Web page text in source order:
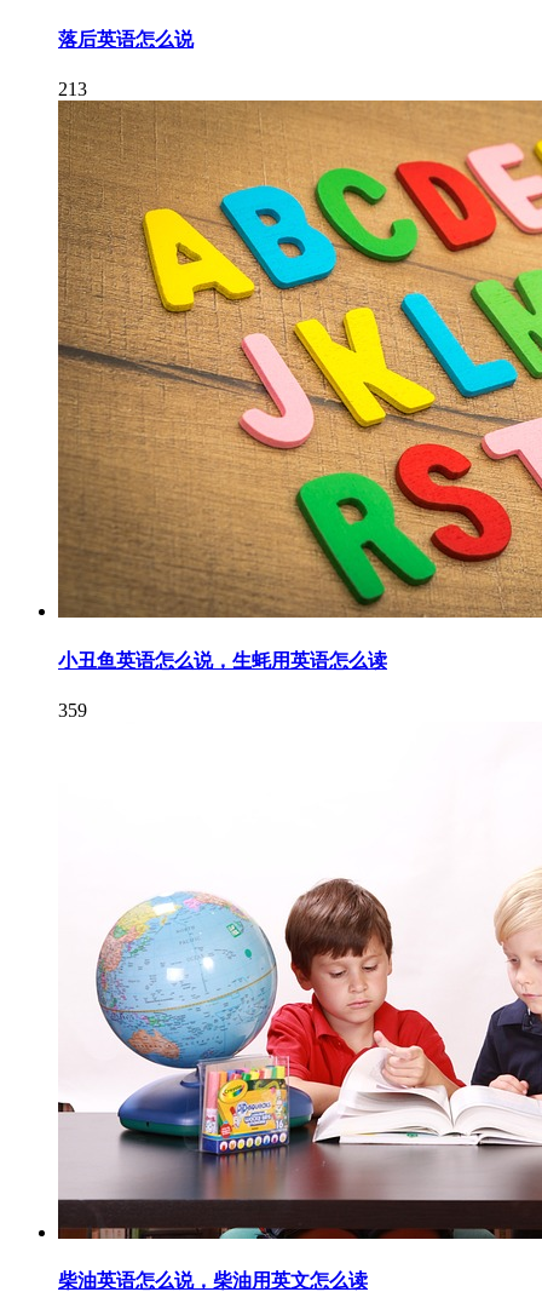
落后英语怎么说
213
小丑鱼英语怎么说，生蚝用英语怎么读
359
柴油英语怎么说，柴油用英文怎么读